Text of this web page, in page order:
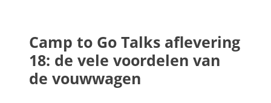
Camp to Go Talks aflevering
18: de vele voordelen van
de vouwwagen